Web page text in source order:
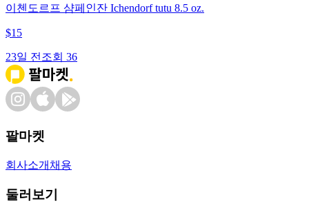
이첸도르프 샴페인잔 Ichendorf tutu 8.5 oz.
$15
23일 전 조회 36
팔마켓
회사소개 채용
둘러보기